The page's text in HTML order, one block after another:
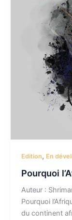
Edition, En
Pourquoi
Auteur :
Pourquoi
du continent